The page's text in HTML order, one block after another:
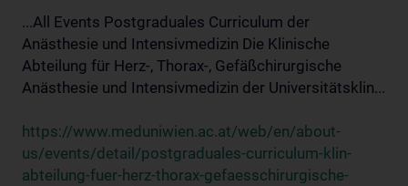
...All Events Postgraduales Curriculum der
Anästhesie und Intensivmedizin Die Klinische
Abteilung für Herz-, Thorax-, Gefäßchirurgische
Anästhesie und Intensivmedizin der Universitätsklin...
https://www.meduniwien.ac.at/web/en/about-
us/events/detail/postgraduales-curriculum-klin-
abteilung-fuer-herz-thorax-gefaesschirurgische-